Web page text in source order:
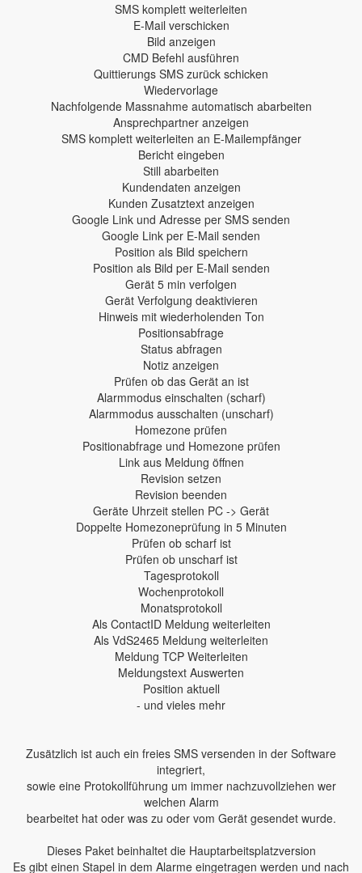
SMS komplett weiterleiten
E-Mail verschicken
Bild anzeigen
CMD Befehl ausführen
Quittierungs SMS zurück schicken
Wiedervorlage
Nachfolgende Massnahme automatisch abarbeiten
Ansprechpartner anzeigen
SMS komplett weiterleiten an E-Mailempfänger
Bericht eingeben
Still abarbeiten
Kundendaten anzeigen
Kunden Zusatztext anzeigen
Google Link und Adresse per SMS senden
Google Link per E-Mail senden
Position als Bild speichern
Position als Bild per E-Mail senden
Gerät 5 min verfolgen
Gerät Verfolgung deaktivieren
Hinweis mit wiederholenden Ton
Positionsabfrage
Status abfragen
Notiz anzeigen
Prüfen ob das Gerät an ist
Alarmmodus einschalten (scharf)
Alarmmodus ausschalten (unscharf)
Homezone prüfen
Positionabfrage und Homezone prüfen
Link aus Meldung öffnen
Revision setzen
Revision beenden
Geräte Uhrzeit stellen PC -> Gerät
Doppelte Homezoneprüfung in 5 Minuten
Prüfen ob scharf ist
Prüfen ob unscharf ist
Tagesprotokoll
Wochenprotokoll
Monatsprotokoll
Als ContactID Meldung weiterleiten
Als VdS2465 Meldung weiterleiten
Meldung TCP Weiterleiten
Meldungstext Auswerten
Position aktuell
- und vieles mehr
Zusätzlich ist auch ein freies SMS versenden in der Software
integriert,
sowie eine Protokollführung um immer nachzuvollziehen wer
welchen Alarm
bearbeitet hat oder was zu oder vom Gerät gesendet wurde.
Dieses Paket beinhaltet die Hauptarbeitsplatzversion
Es gibt einen Stapel in dem Alarme eingetragen werden und nach